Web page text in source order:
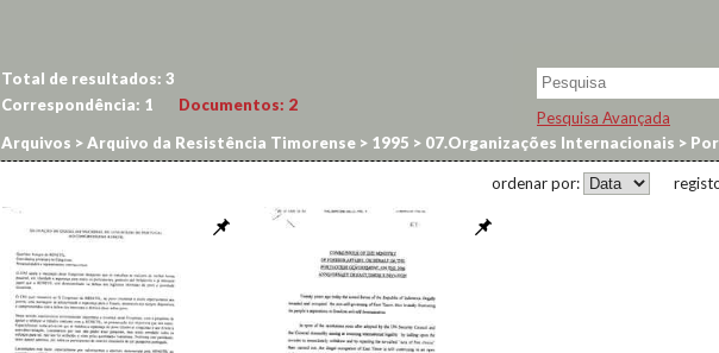
Pesquisa Avançada
Total de resultados: 3
Correspondência: 1 Documentos: 2
Arquivos >Arquivo da Resistência Timorense > 1995 > 07.Organizações Internacionais >
ordenar por: